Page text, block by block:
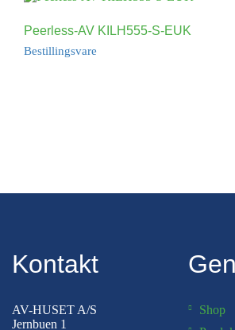
Peerless-AV KILH555-S-EUK
Bestillingsvare
Kontakt
AV-HUSET A/S
Jernbuen 1
Shop